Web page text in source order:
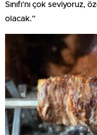
Sınıfı’nı çok seviyoruz,
olacak.”